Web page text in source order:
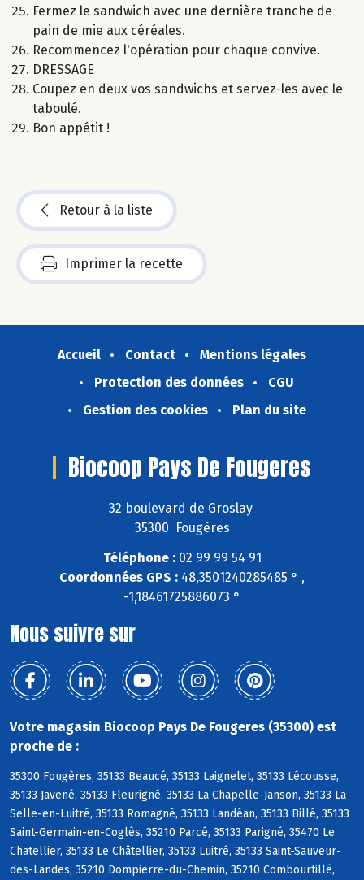
Fermez le sandwich avec une dernière tranche de
pain de mie aux céréales.
Recommencez l'opération pour chaque convive.
DRESSAGE
Coupez en deux vos sandwichs et servez-les avec le
taboulé.
Bon appétit !
Retour à la liste
Imprimer la recette
Accueil Contact
Mentions légales
Protection des données
CGU
Gestion des cookies
Plan du site
Biocoop Pays De Fougeres
32 boulevard de Groslay
35300 Fougères
Téléphone :02 99 99 54 91
Coordonnées GPS : 48,3501240285485 ° ,
-1,18461725886073 °
Nous suivre sur
Votre magasin Biocoop Pays De Fougeres (35300) est
proche de :
35300 Fougères, 35133 Beaucé, 35133 Laignelet, 35133 Lécousse,
35133 Javené, 35133 Fleurigné, 35133 La Chapelle-Janson, 35133 La
Selle-en-Luitré, 35133 Romagné, 35133 Landéan, 35133 Billé, 35133
Saint-Germain-en-Coglès, 35210 Parcé, 35133 Parigné, 35470 Le
Chatellier, 35133 Le Châtellier, 35133 Luitré, 35133 Saint-Sauveur-
des-Landes, 35210 Dompierre-du-Chemin, 35210 Combourtillé,